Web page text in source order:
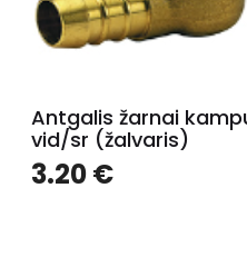
Antgalis žarnai
vid/sr (žalvaris)
3.20€